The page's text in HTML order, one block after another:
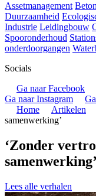
Assetmanagement
Duurzaamheid
Industrie Leidingbouw
Spooronderhoud
onderdoorgangen
Socials
Ga naar Facebook
Ga naar Instagram
Home
Artikelen
samenwerking’
‘Zonder
samenwerking’
Lees alle verhalen